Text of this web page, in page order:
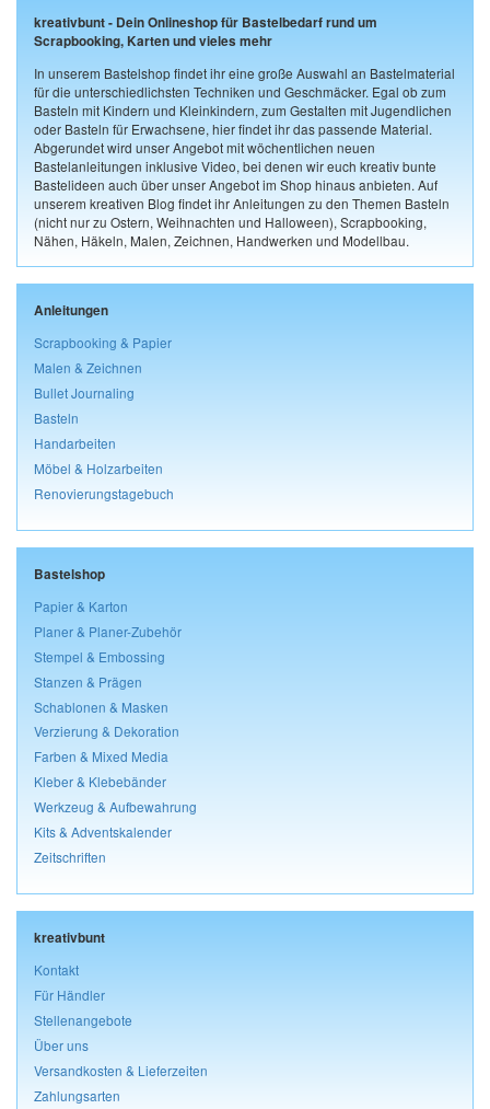
kreativbunt - Dein Onlineshop für Bastelbedarf rund um
Scrapbooking, Karten und vieles mehr
In unserem Bastelshop findet ihr eine große Auswahl an Bastelmaterial
für die unterschiedlichsten Techniken und Geschmäcker. Egal ob zum
Basteln mit Kindern und Kleinkindern, zum Gestalten mit Jugendlichen
oder Basteln für Erwachsene, hier findet ihr das passende Material.
Abgerundet wird unser Angebot mit wöchentlichen neuen
Bastelanleitungen inklusive Video, bei denen wir euch kreativ bunte
Bastelideen auch über unser Angebot im Shop hinaus anbieten. Auf
unserem kreativen Blog findet ihr Anleitungen zu den Themen Basteln
(nicht nur zu Ostern, Weihnachten und Halloween), Scrapbooking,
Nähen, Häkeln, Malen, Zeichnen, Handwerken und Modellbau.
Anleitungen
Scrapbooking & Papier
Malen & Zeichnen
Bullet Journaling
Basteln
Handarbeiten
Möbel & Holzarbeiten
Renovierungstagebuch
Bastelshop
Papier & Karton
Planer & Planer-Zubehör
Stempel & Embossing
Stanzen & Prägen
Schablonen & Masken
Verzierung & Dekoration
Farben & Mixed Media
Kleber & Klebebänder
Werkzeug & Aufbewahrung
Kits & Adventskalender
Zeitschriften
kreativbunt
Kontakt
Für Händler
Stellenangebote
Über uns
Versandkosten & Lieferzeiten
Zahlungsarten